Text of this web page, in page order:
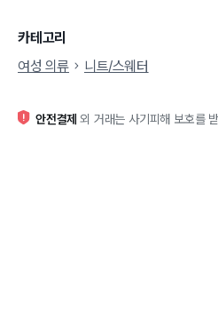
카테고리
여성 의류
니트/스웨터
안전결제 외 거래는 사기피해 보호를